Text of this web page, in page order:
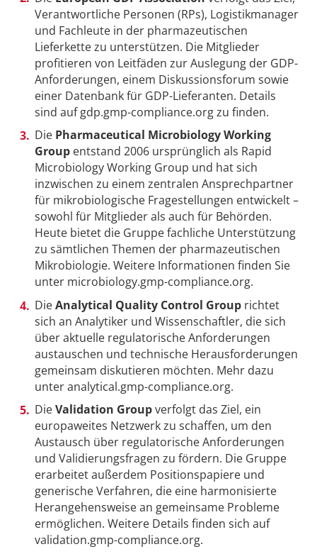
Verantwortliche Personen (RPs), Logistikmanager
und Fachleute in der pharmazeutischen
Lieferkette zu unterstützen. Die Mitglieder
profitieren von Leitfäden zur Auslegung der GDP-
Anforderungen, einem Diskussionsforum sowie
einer Datenbank für GDP-Lieferanten. Details
sind auf gdp.gmp-compliance.org zu finden.
Die Pharmaceutical Microbiology Working
Group entstand 2006 ursprünglich als Rapid
Microbiology Working Group und hat sich
inzwischen zu einem zentralen Ansprechpartner
für mikrobiologische Fragestellungen entwickelt –
sowohl für Mitglieder als auch für Behörden.
Heute bietet die Gruppe fachliche Unterstützung
zu sämtlichen Themen der pharmazeutischen
Mikrobiologie. Weitere Informationen finden Sie
unter microbiology.gmp-compliance.org.
DieAnalytical Quality Control Group richtet
sich an Analytiker und Wissenschaftler, die sich
über aktuelle regulatorische Anforderungen
austauschen und technische Herausforderungen
gemeinsam diskutieren möchten. Mehr dazu
unter analytical.gmp-compliance.org.
DieValidation Groupverfolgt das Ziel, ein
europaweites Netzwerk zu schaffen, um den
Austausch über regulatorische Anforderungen
und Validierungsfragen zu fördern. Die Gruppe
erarbeitet außerdem Positionspapiere und
generische Verfahren, die eine harmonisierte
Herangehensweise an gemeinsame Probleme
ermöglichen. Weitere Details finden sich auf
validation.gmp-compliance.org.